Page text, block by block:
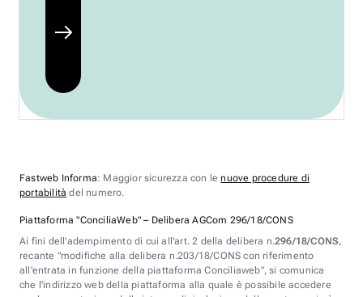
Fastweb Informa: Maggior sicurezza con lenuove procedure di
portabilità del numero.
Piattaforma "ConciliaWeb" – Delibera AGCom 296/18/CONS
Ai fini dell'adempimento di cui all'art. 2 della delibera n.296/18/CONS,
recante "modifiche alla delibera n.203/18/CONS con riferimento
all'entrata in funzione della piattaforma Conciliaweb", si comunica
che l'indirizzo web della piattaforma alla quale è possibile accedere